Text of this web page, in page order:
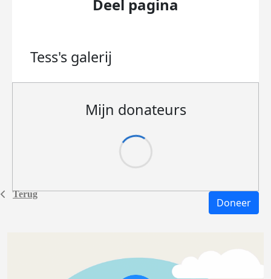
Terug
Deel pagina
Tess's galerij
Mijn donateurs
Doneer